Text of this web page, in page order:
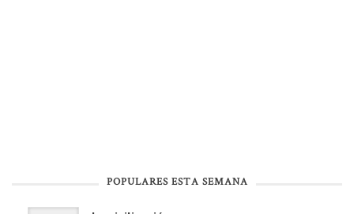
POPULARES ESTA SEMANA